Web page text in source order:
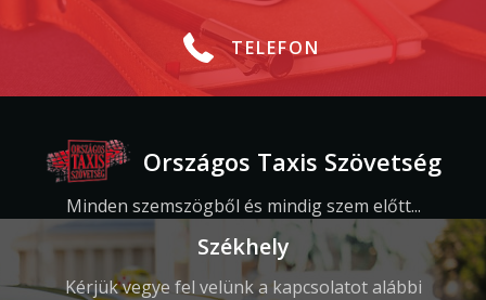
TELEFON
Országos Taxis Szövetség
Minden szemszögből és mindig szem előtt...
Székhely
Kérjük vegye fel velünk a kapcsolatot alábbi